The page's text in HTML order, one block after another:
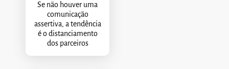
Se não houver uma
comunicação
assertiva, a tendência
é o distanciamento
dos parceiros